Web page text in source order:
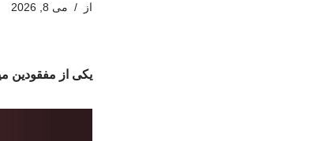
از می 8, 2026
یکی از مفقودین